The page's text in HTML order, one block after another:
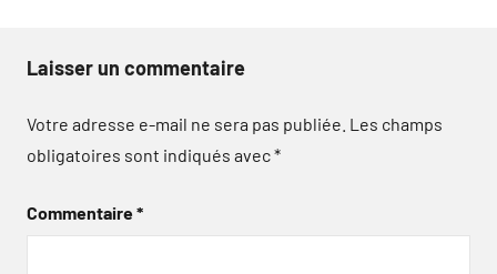
Laisser un commentaire
Votre adresse e-mail ne sera pas publiée. Les champs
obligatoires sont indiqués avec*
Commentaire*